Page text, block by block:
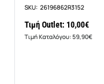
SKU: 26196862R3152
Τιμή Outlet: 10,00€
Τιμή Καταλόγου: 59,90€